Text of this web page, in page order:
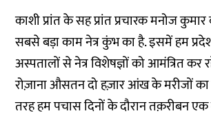
काशी प्रांत के सह प्रांत प्रचारक मनोज
सबसे बड़ा काम नेत्र कुंभ का है. इसमें हम
अस्पतालों से नेत्र विशेषज्ञों को आमंत्रित
रोज़ाना औसतन दो हज़ार आंख के मरीजों
तरह हम पचास दिनों के दौरान तक़रीबन